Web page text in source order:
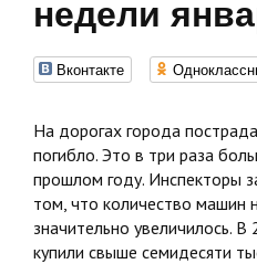
недели
Вконтакте
На дорогах города
погибло. Это в три раза
прошлом году. Инспекторы
том, что количество машин
значительно увеличилось.
купили свыше семидесяти